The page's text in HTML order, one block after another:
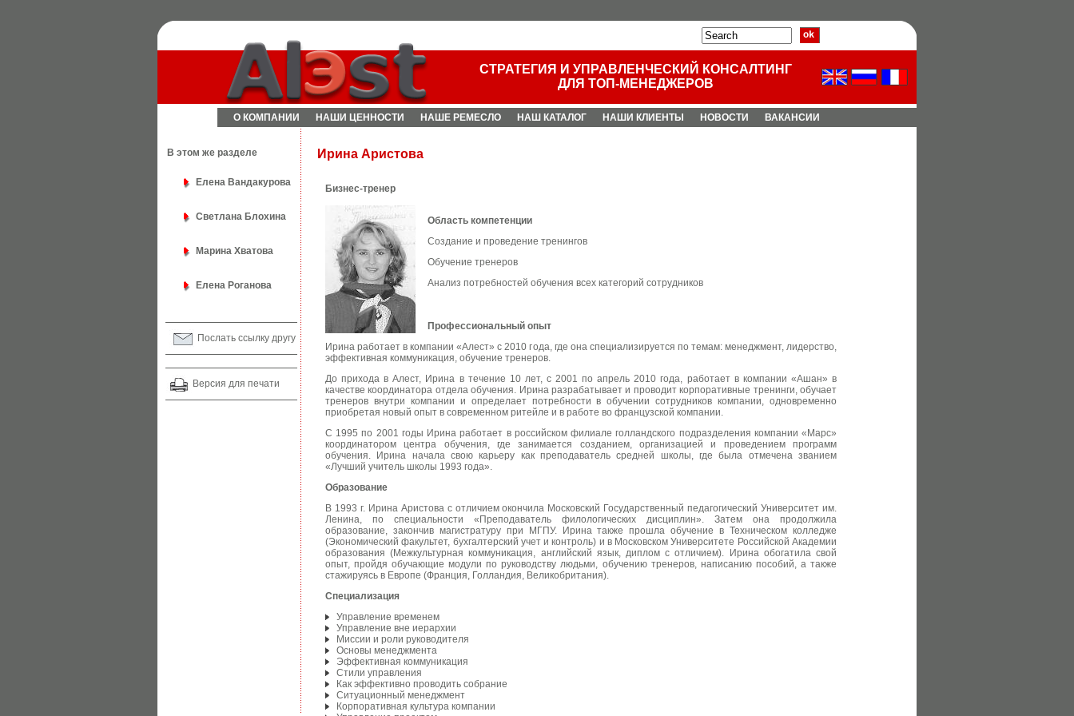
СТРАТЕГИЯ И УПРАВЛЕНЧЕСКИЙ КОНСАЛТИНГ
ДЛЯ ТОП-МЕНЕДЖЕРОВ
О КОМПАНИИ НАШИ ЦЕННОСТИ НАШЕ РЕМЕСЛО НАШ КАТАЛОГ НАШИ КЛИЕНТЫ НОBОCТИ ВАКАНСИИ
В этом же разделе
Елена Вандакурова
Светлана Блохина
Марина Хватова
Елена Роганова
Послать ссылку другу
Версия для печати
Ирина Аристова
Бизнес-тренер
Область компетенции
Создание и проведение тренингов
Обучение тренеров
Анализ потребностей обучения всех категорий сотрудников
Профессиональный опыт
Ирина работает в компании «Алест» с 2010 года, где она специализируется по темам: менеджмент, лидерство,
эффективная коммуникация, обучение тренеров.
До прихода в Алест, Ирина в течение 10 лет, с 2001 по апрель 2010 года, работает в компании «Ашан» в
качестве координатора отдела обучения. Ирина разрабатывает и проводит корпоративные тренинги, обучает
тренеров внутри компании и определает потребности в обучении сотрудников компании, одновременно
приобретая новый опыт в современном ритейле и в работе во французской компании.
С 1995 по 2001 годы Ирина работает в российском филиале голландского подразделения компании «Марс»
координатором центра обучения, где занимается созданием, организацией и проведением программ
обучения. Ирина начала свою карьеру как преподаватель средней школы, где была отмечена званием
«Лучший учитель школы 1993 года».
Образование
В 1993 г. Ирина Аристова с отличием окончила Московский Государственный педагогический Университет им.
Ленина, по специальности «Преподаватель филологических дисциплин». Затем она продолжила
образование, закончив магистратуру при МГПУ. Ирина также прошла обучение в Техническом колледже
(Экономический факультет, бухгалтерский учет и контроль) и в Московском Университете Российской Академии
образования (Межкультурная коммуникация, английский язык, диплом с отличием). Ирина обогатила свой
опыт, пройдя обучающие модули по руководству людьми, обучению тренеров, написанию пособий, а также
стажируясь в Европе (Франция, Голландия, Великобритания).
Специализация
Управление временем
Управление вне иерархии
Миссии и роли руководителя
Основы менеджмента
Эффективная коммуникация
Стили управления
Как эффективно проводить собрание
Ситуационный менеджмент
Корпоративная культура компании